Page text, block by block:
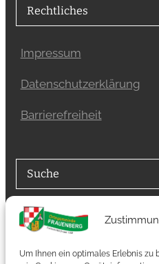
Um Ihnen ein optimales Erlebnis
Rechtliches
Impressum
Datenschutzerklärung
Barrierefreiheit
Suche
Suchfunktion